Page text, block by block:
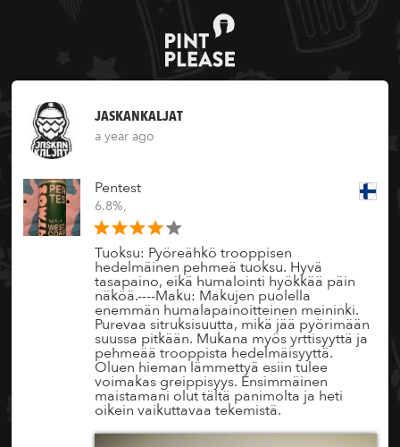
JASKANKALJAT
a year ago
Pentest
6.8%,
Tuoksu: Pyöreähkö trooppisen
hedelmäinen pehmeä tuoksu. Hyvä
tasapaino, eikä humalointi hyökkää päin
näköä.----Maku: Makujen puolella
enemmän humalapainoitteinen meininki.
Purevaa sitruksisuutta, mikä jää pyörimään
suussa pitkään. Mukana myös yrttisyyttä ja
pehmeää trooppista hedelmäisyyttä.
Oluen hieman lämmettyä esiin tulee
voimakas greippisyys. Ensimmäinen
maistamani olut tältä panimolta ja heti
oikein vaikuttavaa tekemistä.